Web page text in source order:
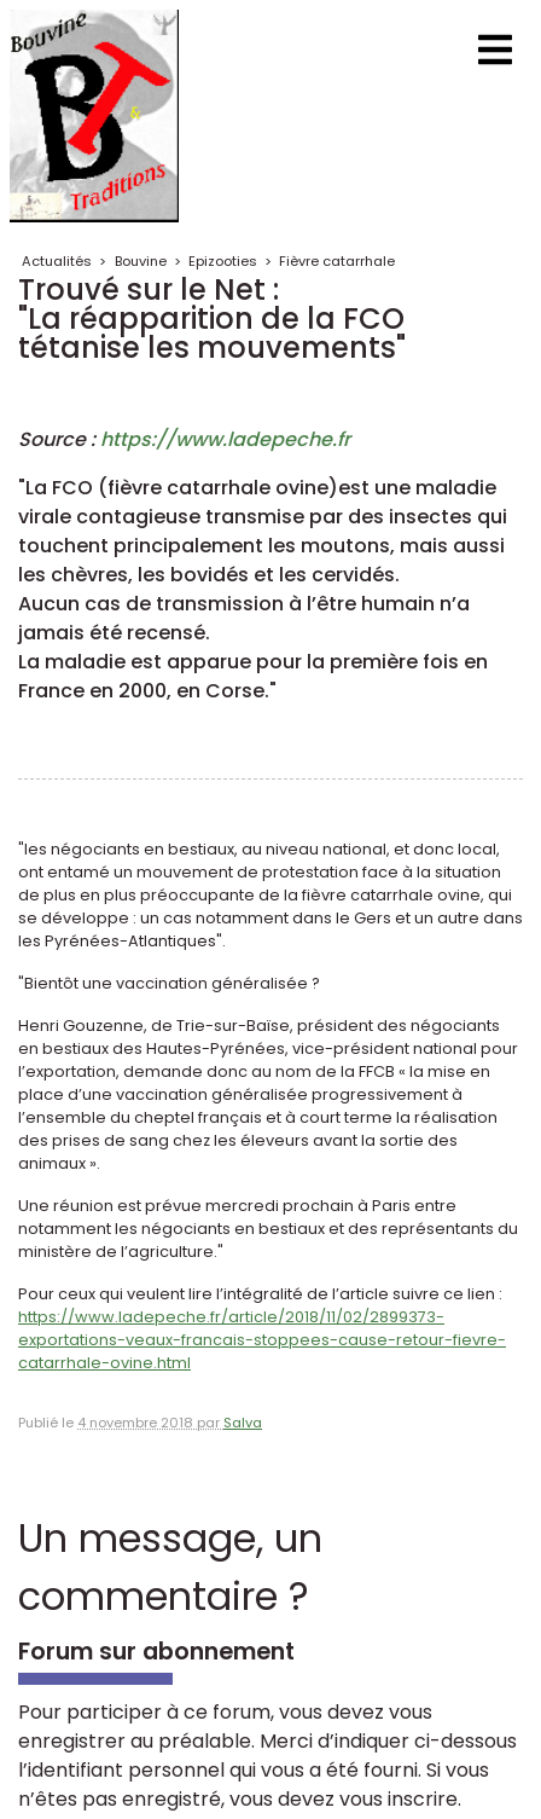
Actualités > Bouvine > Epizooties > Fièvre catarrhale
Trouvé sur le Net :
"La réapparition de la FCO
tétanise les mouvements"
Source :https://www.ladepeche.fr
"La FCO (fièvre catarrhale ovine)est une maladie
virale contagieuse transmise par des insectes qui
touchent principalement les moutons, mais aussi
les chèvres, les bovidés et les cervidés.
Aucun cas de transmission à l’être humain n’a
jamais été recensé.
La maladie est apparue pour la première fois en
France en 2000, en Corse."
"les négociants en bestiaux, au niveau national, et donc local,
ont entamé un mouvement de protestation face à la situation
de plus en plus préoccupante de la fièvre catarrhale ovine, qui
se développe : un cas notamment dans le Gers et un autre dans
les Pyrénées-Atlantiques".
"Bientôt une vaccination généralisée ?
Henri Gouzenne, de Trie-sur-Baïse, président des négociants
en bestiaux des Hautes-Pyrénées, vice-président national pour
l’exportation, demande donc au nom de la FFCB « la mise en
place d’une vaccination généralisée progressivement à
l’ensemble du cheptel français et à court terme la réalisation
des prises de sang chez les éleveurs avant la sortie des
animaux ».
Une réunion est prévue mercredi prochain à Paris entre
notamment les négociants en bestiaux et des représentants du
ministère de l’agriculture."
Pour ceux qui veulent lire l’intégralité de l’article suivre ce lien :
https://www.ladepeche.fr/article/2018/11/02/2899373-
exportations-veaux-francais-stoppees-cause-retour-fievre-
catarrhale-ovine.html
Publié le 4 novembre 2018 par Salva
Un message, un
commentaire ?
Forum sur abonnement
Pour participer à ce forum, vous devez vous
enregistrer au préalable. Merci d’indiquer ci-dessous
l’identifiant personnel qui vous a été fourni. Si vous
n’êtes pas enregistré, vous devez vous inscrire.